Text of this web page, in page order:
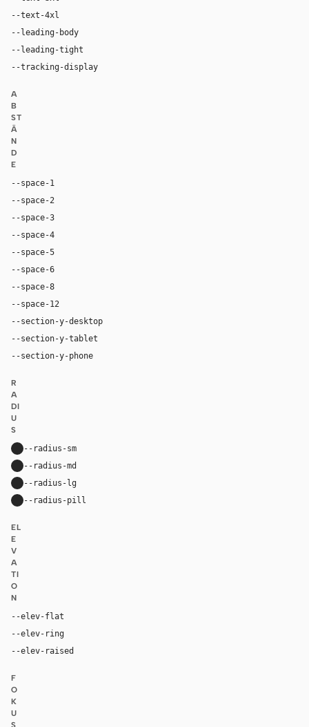
--text-4xl
--leading-body
--leading-tight
--tracking-display
A
B
ST
Ä
N
D
E
--space-1
--space-2
--space-3
--space-4
--space-5
--space-6
--space-8
--space-12
--section-y-desktop
--section-y-tablet
--section-y-phone
R
A
DI
U
S
--radius-sm
--radius-md
--radius-lg
--radius-pill
EL
E
V
A
TI
O
N
--elev-flat
--elev-ring
--elev-raised
F
O
K
U
S